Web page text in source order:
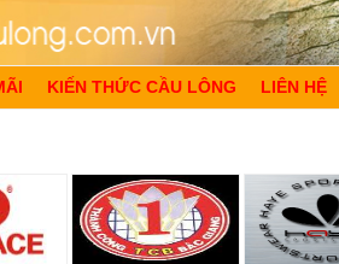
KIẾN THỨC CẦU LÔNG LIÊN HỆ